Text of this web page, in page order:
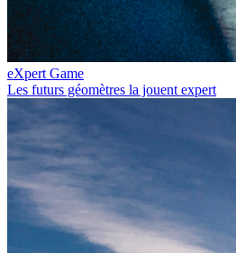
eXpert Game
Les futurs géomètres la jouent expert